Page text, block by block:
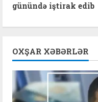
t
i
n
u
e
günündə iştirak edib
OXŞAR XƏBƏRLƏR